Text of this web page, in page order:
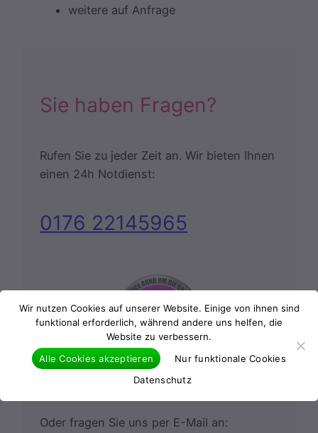
weitere auf Anfrage
Sie haben Fragen?
Rufen Sie zu jeder Zeit an. Wir bieten Ihnen
einen 24h Notdienst:
0176 22145965
24 Stunden Notdienst
Oder fragen Sie uns per E-Mail an:
Wir nutzen Cookies auf unserer Website. Einige von ihnen sind
funktional erforderlich, während andere uns helfen, die
Website zu verbessern.
Alle Cookies akzeptieren
Nur funktionale Cookies
Datenschutz